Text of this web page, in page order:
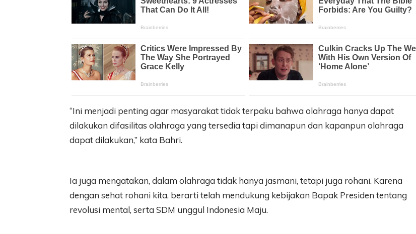
“Ini menjadi penting agar masyarakat tidak terpaku bahwa olahraga hanya dapat
dilakukan difasilitas olahraga yang tersedia tapi dimanapun dan kapanpun olahraga
dapat dilakukan,” kata Bahri.
Ia juga mengatakan, dalam olahraga tidak hanya jasmani, tetapi juga rohani. Karena
dengan sehat rohani kita, berarti telah mendukung kebijakan Bapak Presiden tentang
revolusi mental, serta SDM unggul Indonesia Maju.